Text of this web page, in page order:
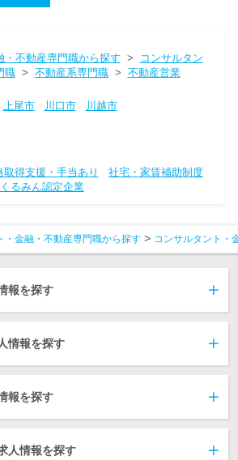
・不動産専門職から探す >
コンサルタン
職> 不動産系専門職> 不動産営業
上尾市 川口市
川越市
取得支援・手当あり
社宅・家賃補助制度
くるみん認定企業
・金融・不動産専門職から探す コンサルタント・
報を探す
情報を探す
報を探す
人情報を探す